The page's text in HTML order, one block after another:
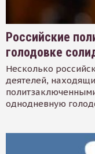
Российские
голодовке
Несколько
деятелей,
однодневную